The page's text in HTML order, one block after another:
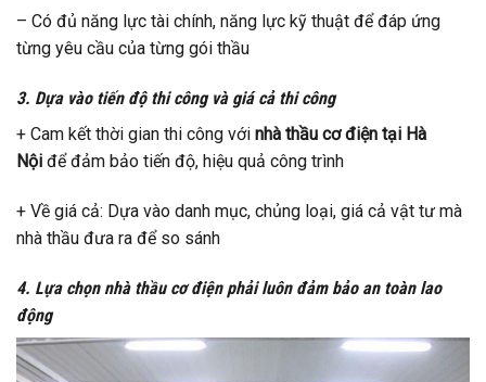
– Có đủ năng lực tài chính, năng lực kỹ thuật để đáp ứng
từng yêu cầu của từng gói thầu
3. Dựa vào tiến độ thi công và giá cả thi công
+ Cam kết thời gian thi công với nhà thầu cơ điện tại Hà
Nội để đảm bảo tiến độ, hiệu quả công trình
+ Về giá cả: Dựa vào danh mục, chủng loại, giá cả vật tư mà
nhà thầu đưa ra để so sánh
4. Lựa chọn nhà thầu cơ điện phải luôn đảm bảo an toàn lao
động